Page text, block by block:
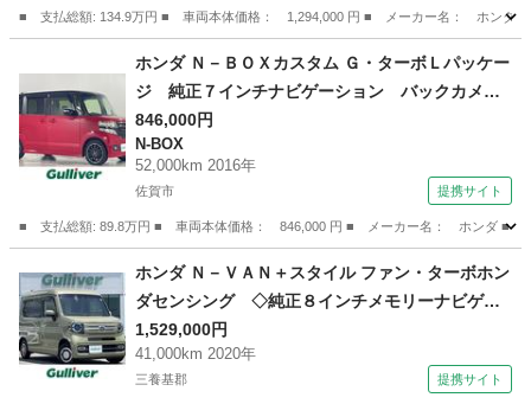
7）
■ 支払総額: 134.9万円 ■ 車両本体価格： 1,294,000 円 ■ メーカー名： ホンダ
ホンダ
ホンダ Ｎ－ＢＯＸカスタム Ｇ・ターボＬパッケー
ジ 純正７インチナビゲーション バックカメ
ラ ＥＴＣ 前方ドライブレコーダー 両側パワ
ースライドドア 電動格納ミラー プッシュスタ
ート スマートキー スペアキー Ｂｌｕｅｔｏ
ｏｔｈ クルーズコントロール （なし）
846,000円
N-BOX
52,000km 2016年
佐賀市 提携サイト
■ 支払総額: 89.8万円 ■ 車両本体価格： 846,000 円 ■ メーカー名： ホンダ ■
N-BOX
ホンダ Ｎ－ＶＡＮ＋スタイル ファン・ターボホン
ダセンシング ◇純正８インチメモリーナビゲー
ション・フルセグＴＶ／ＣＤ／ＤＶＤ／ＳＤ／Ｂ
ｌｕｅｔｏｏｔｈ◇バックカメラ◇前後ドライブ
レコーダー◇ビルトインＥＴＣ◇Ｎ席ダイブダウ
1,529,000円
41,000km 2020年
三養基郡 提携サイト